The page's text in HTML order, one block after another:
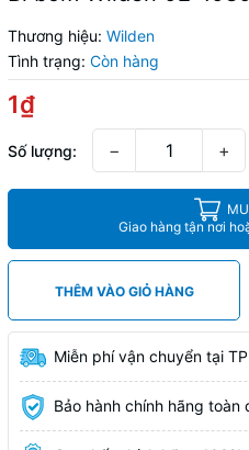
Thương hiệu: Wilden
Tình trạng: Còn hàng
1₫
Số lượng: − +
Giao hàng tận nơi
THÊM VÀO GIỎ HÀNG
Miễn phí vận chuyển tại
Bảo hành chính hãng toàn